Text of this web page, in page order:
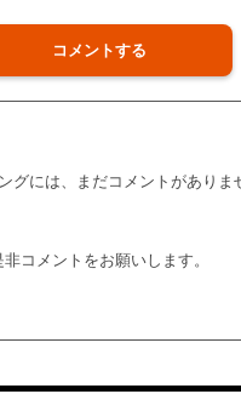
コメントする
グには、まだコメントがありま
非コメントをお願いします。